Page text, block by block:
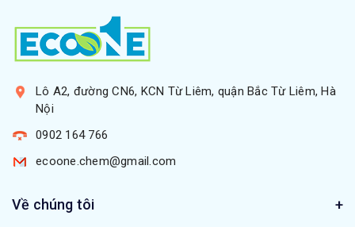
Lô A2, đường CN6, KCN Từ Liêm, quận Bắc Từ Liêm, Hà
Nội
0902 164 766
ecoone.chem@gmail.com
Về chúng tôi